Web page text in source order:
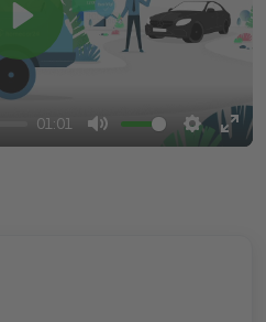
01:01
Mute Settings
Play